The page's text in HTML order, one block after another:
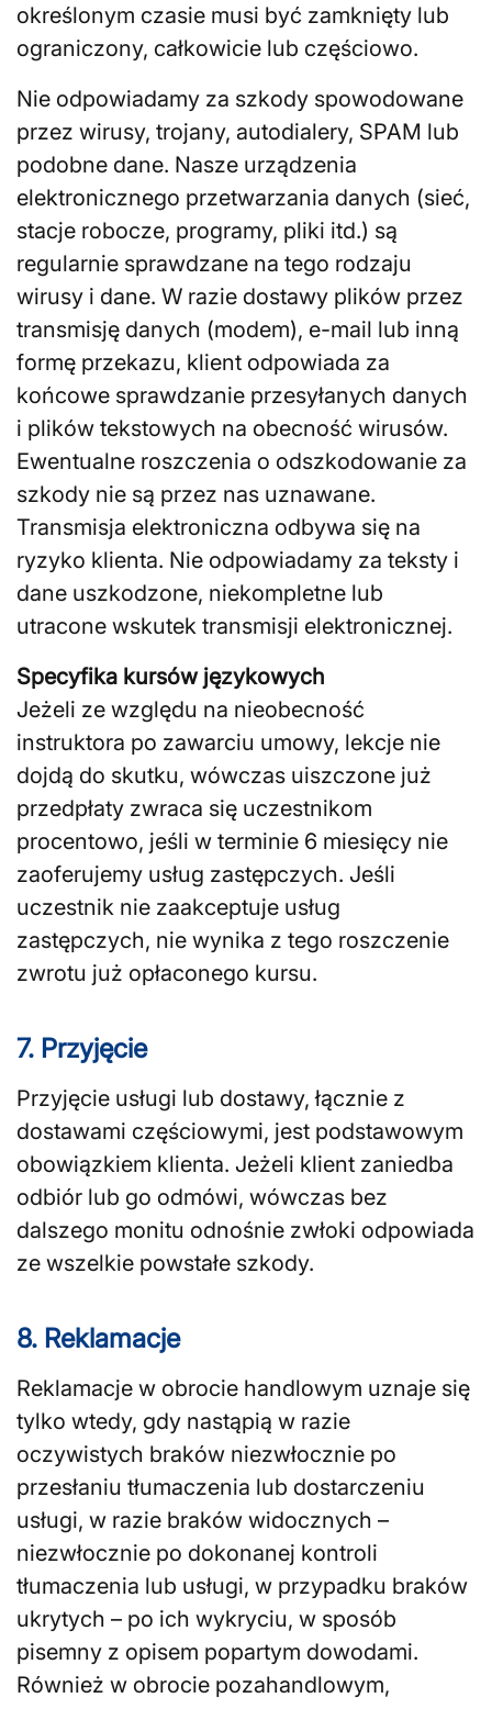
określonym czasie musi być zamknięty lub
ograniczony, całkowicie lub częściowo.
Nie odpowiadamy za szkody spowodowane
przez wirusy, trojany, autodialery, SPAM lub
podobne dane. Nasze urządzenia
elektronicznego przetwarzania danych (sieć,
stacje robocze, programy, pliki itd.) są
regularnie sprawdzane na tego rodzaju
wirusy i dane. W razie dostawy plików przez
transmisję danych (modem), e-mail lub inną
formę przekazu, klient odpowiada za
końcowe sprawdzanie przesyłanych danych
i plików tekstowych na obecność wirusów.
Ewentualne roszczenia o odszkodowanie za
szkody nie są przez nas uznawane.
Transmisja elektroniczna odbywa się na
ryzyko klienta. Nie odpowiadamy za teksty i
dane uszkodzone, niekompletne lub
utracone wskutek transmisji elektronicznej.
Specyfika kursów językowych
Jeżeli ze względu na nieobecność
instruktora po zawarciu umowy, lekcje nie
dojdą do skutku, wówczas uiszczone już
przedpłaty zwraca się uczestnikom
procentowo, jeśli w terminie 6 miesięcy nie
zaoferujemy usług zastępczych. Jeśli
uczestnik nie zaakceptuje usług
zastępczych, nie wynika z tego roszczenie
zwrotu już opłaconego kursu.
7. Przyjęcie
Przyjęcie usługi lub dostawy, łącznie z
dostawami częściowymi, jest podstawowym
obowiązkiem klienta. Jeżeli klient zaniedba
odbiór lub go odmówi, wówczas bez
dalszego monitu odnośnie zwłoki odpowiada
ze wszelkie powstałe szkody.
8. Reklamacje
Reklamacje w obrocie handlowym uznaje się
tylko wtedy, gdy nastąpią w razie
oczywistych braków niezwłocznie po
przesłaniu tłumaczenia lub dostarczeniu
usługi, w razie braków widocznych –
niezwłocznie po dokonanej kontroli
tłumaczenia lub usługi, w przypadku braków
ukrytych – po ich wykryciu, w sposób
pisemny z opisem popartym dowodami.
Również w obrocie pozahandlowym,